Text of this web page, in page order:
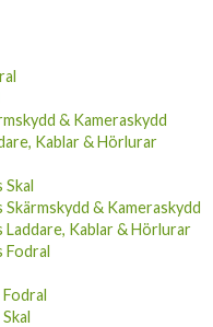
& Kameraskydd
Kablar & Hörlurar
Skal
& Kameraskydd
Laddare, Kablar & Hörlurar
Fodral